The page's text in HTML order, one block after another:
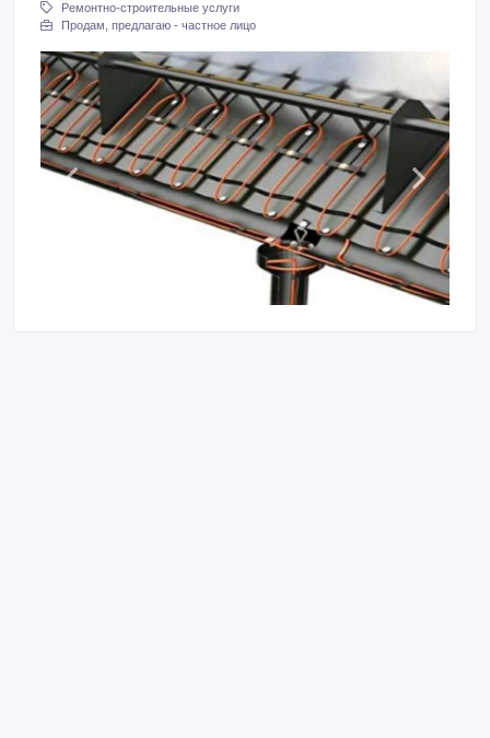
Ремонтно-строительные услуги
Продам, предлагаю - частное лицо